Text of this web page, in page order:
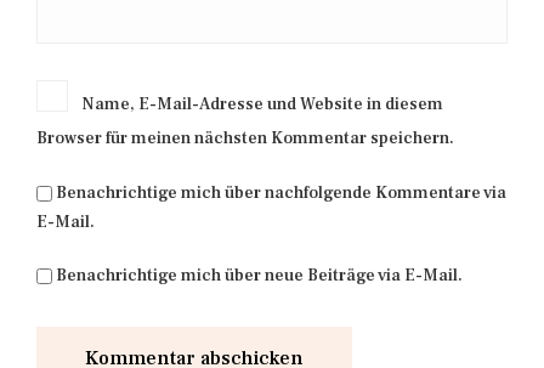
Name, E-Mail-Adresse und Website in diesem
Browser für meinen nächsten Kommentar speichern.
Benachrichtige mich über nachfolgende Kommentare via
E-Mail.
Benachrichtige mich über neue Beiträge via E-Mail.